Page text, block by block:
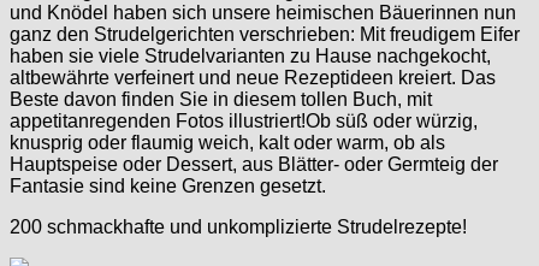
und Knödel haben sich unsere heimischen Bäuerinnen nun
ganz den Strudelgerichten verschrieben: Mit freudigem Eifer
haben sie viele Strudelvarianten zu Hause nachgekocht,
altbewährte verfeinert und neue Rezeptideen kreiert. Das
Beste davon finden Sie in diesem tollen Buch, mit
appetitanregenden Fotos illustriert!Ob süß oder würzig,
knusprig oder flaumig weich, kalt oder warm, ob als
Hauptspeise oder Dessert, aus Blätter- oder Germteig der
Fantasie sind keine Grenzen gesetzt.
200 schmackhafte und unkomplizierte Strudelrezepte!